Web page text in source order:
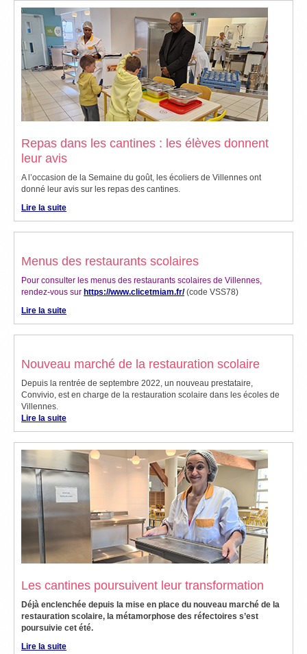
Repas dans les cantines : les élèves donnent
leur avis
A l’occasion de la Semaine du goût, les écoliers de Villennes ont
donné leur avis sur les repas des cantines.
Lire la suite
Menus des restaurants scolaires
Pour consulter les menus des restaurants scolaires de Villennes,
rendez-vous sur https://www.clicetmiam.fr/(code VSS78)
Lire la suite
Nouveau marché de la restauration scolaire
Depuis la rentrée de septembre 2022, un nouveau prestataire,
Convivio, est en charge de la restauration scolaire dans les écoles de
Villennes.
Lire la suite
Les cantines poursuivent leur transformation
Déjà enclenchée depuis la mise en place du nouveau marché de la
restauration scolaire, la métamorphose des réfectoires s’est
poursuivie cet été.
Lire la suite